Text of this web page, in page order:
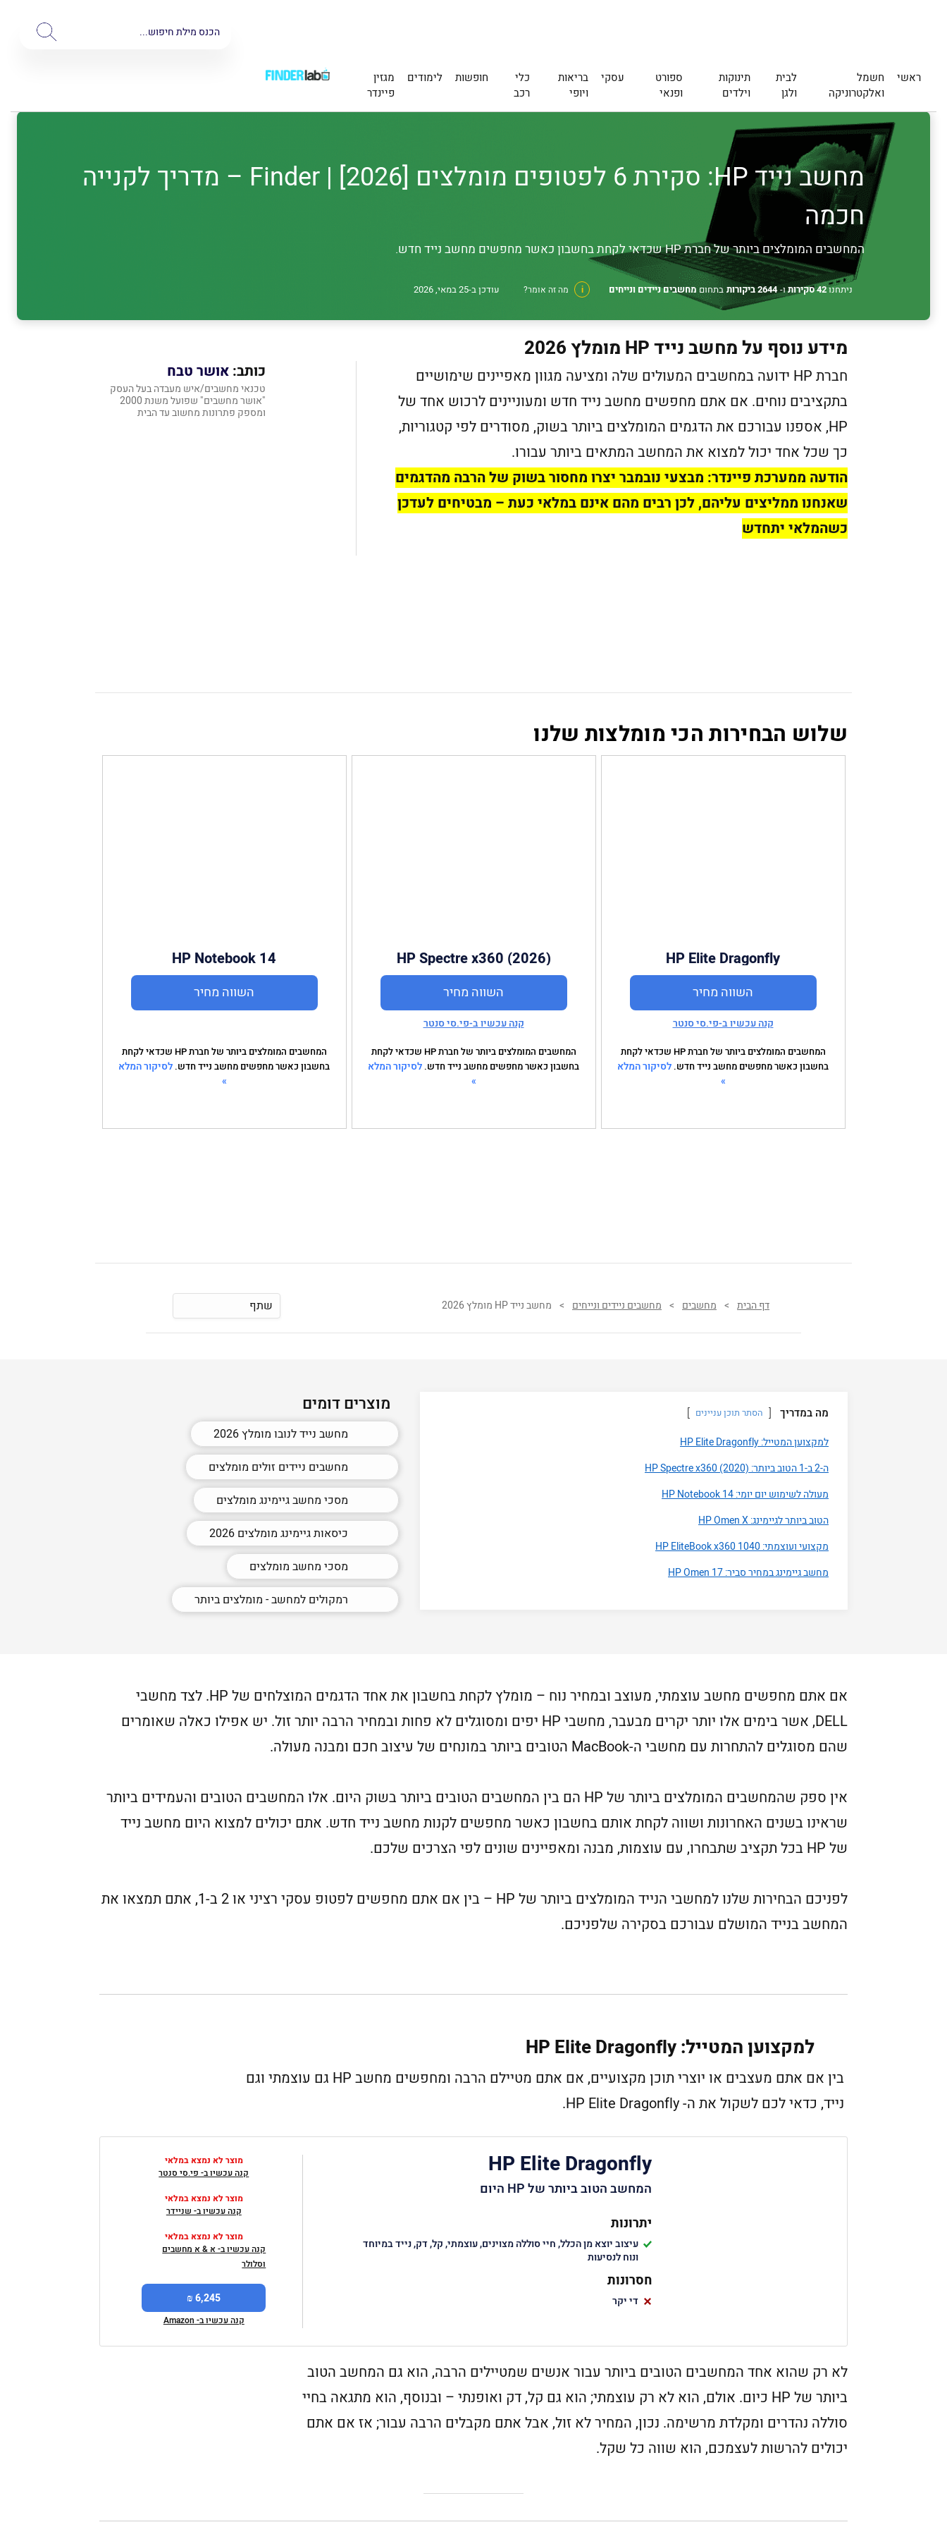
ראשי
חשמל
ואלקטרוניקה
לבית
ולגן
תינוקות
וילדים
ספורט
ופנאי
עסקי
בריאות
ויופי
כלי
רכב
חופשות לימודים
מגזין
פיינדר
מחשב נייד HP: סקירת 6 לפטופים מומלצים [2026] | Finder – מדריך לקנייה
חכמה
המחשבים המומלצים ביותר של חברת HP שכדאי לקחת בחשבון כאשר מחפשים מחשב נייד חדש.
ניתחנו42 סקירות ו- 2644 ביקורות בתחוםמחשבים ניידים ונייחים i מה זה אומר? עודכן ב-25 במאי, 2026
מידע נוסף על מחשב נייד HP מומלץ 2026
חברת HP ידועה במחשבים המעולים שלה ומציעה מגוון מאפיינים שימושיים
בתקציבים נוחים. אם אתם מחפשים מחשב נייד חדש ומעוניינים לרכוש אחד של
HP, אספנו עבורכם את הדגמים המומלצים ביותר בשוק, מסודרים לפי קטגוריות,
כך שכל אחד יכול למצוא את המחשב המתאים ביותר עבורו.
הודעה ממערכת פיינדר: מבצעי נובמבר יצרו מחסור בשוק של הרבה מהדגמים
שאנחנו ממליצים עליהם, לכן רבים מהם אינם במלאי כעת – מבטיחים לעדכן
כשהמלאי יתחדש
כותב: אושר טבח
טכנאי מחשבים/איש מעבדה בעל העסק
"אושר מחשבים" שפועל משנת 2000
ומספק פתרונות מחשוב עד הבית
שלוש הבחירות הכי מומלצות שלנו
HP Elite Dragonfly
השווה מחיר
קנה עכשיו ב-פי.סי סנטר
המחשבים המומלצים ביותר של חברת HP שכדאי לקחת
בחשבון כאשר מחפשים מחשב נייד חדש. לסיקור המלא
»
HP Spectre x360 (2026)
השווה מחיר
קנה עכשיו ב-פי.סי סנטר
המחשבים המומלצים ביותר של חברת HP שכדאי לקחת
בחשבון כאשר מחפשים מחשב נייד חדש. לסיקור המלא
»
HP Notebook 14
השווה מחיר
המחשבים המומלצים ביותר של חברת HP שכדאי לקחת
בחשבון כאשר מחפשים מחשב נייד חדש. לסיקור המלא
»
דף הבית > מחשבים > מחשבים ניידים ונייחים > מחשב נייד HP מומלץ 2026 שתף
מה במדריך הסתר תוכן עניינים
למקצוען המטייל: HP Elite Dragonfly
ה-2 ב-1 הטוב ביותר: HP Spectre x360 (2020)
מעולה לשימוש יום יומי: HP Notebook 14
הטוב ביותר לגיימינג: HP Omen X
מקצועי ועוצמתי: HP EliteBook x360 1040
מחשב גיימינג במחיר סביר: HP Omen 17
מוצרים דומים
מחשב נייד לנובו מומלץ 2026
מחשבים ניידים זולים מומלצים
מסכי מחשב גיימינג מומלצים
כיסאות גיימינג מומלצים 2026
מסכי מחשב מומלצים
רמקולים למחשב - מומלצים ביותר
אם אתם מחפשים מחשב עוצמתי, מעוצב ובמחיר נוח – מומלץ לקחת בחשבון את אחד הדגמים המוצלחים של HP. לצד מחשבי
DELL, אשר בימים אלו יותר יקרים מבעבר, מחשבי HP יפים ומסוגלים לא פחות ובמחיר הרבה יותר זול. יש אפילו כאלה שאומרים
שהם מסוגלים להתחרות עם מחשבי ה-MacBook הטובים ביותר במונחים של עיצוב חכם ומבנה מעולה.
אין ספק שהמחשבים המומלצים ביותר של HP הם בין המחשבים הטובים ביותר בשוק היום. אלו המחשבים הטובים והעמידים ביותר
שראינו בשנים האחרונות ושווה לקחת אותם בחשבון כאשר מחפשים לקנות מחשב נייד חדש. אתם יכולים למצוא היום מחשב נייד
של HP בכל תקציב שתבחרו, עם עוצמות, מבנה ומאפיינים שונים לפי הצרכים שלכם.
לפניכם הבחירות שלנו למחשבי הנייד המומלצים ביותר של HP – בין אם אתם מחפשים לפטופ עסקי רציני או 2 ב-1, אתם תמצאו את
המחשב בנייד המושלם עבורכם בסקירה שלפניכם.
למקצוען המטייל: HP Elite Dragonfly
בין אם אתם מעצבים או יוצרי תוכן מקצועיים, אם אתם מטיילם הרבה ומחפשים מחשב HP גם עוצמתי וגם
נייד, כדאי לכם לשקול את ה- HP Elite Dragonfly.
HP Elite Dragonfly
המחשב הטוב ביותר של HP היום
יתרונות
עיצוב יוצא מן הכלל, חיי סוללה מצוינים, עוצמתי, קל, דק, נייד במיוחד
ונוח לנסיעות
חסרונות
די יקר
מוצר לא נמצא במלאי
קנה עכשיו ב- פי.סי סנטר
מוצר לא נמצא במלאי
קנה עכשיו ב- שניידר
מוצר לא נמצא במלאי
קנה עכשיו ב- א & א מחשבים
וסלולר
6,245 ₪
קנה עכשיו ב- Amazon
לא רק שהוא אחד המחשבים הטובים ביותר עבור אנשים שמטיילים הרבה, הוא גם המחשב הטוב
ביותר של HP כיום. אולם, הוא לא רק עוצמתי; הוא גם קל, דק ואופנתי – ובנוסף, הוא מתגאה בחיי
סוללה נהדרים ומקלדת מרשימה. נכון, המחיר לא זול, אבל אתם מקבלים הרבה עבור; אז אם אתם
יכולים להרשות לעצמכם, הוא שווה כל שקל.